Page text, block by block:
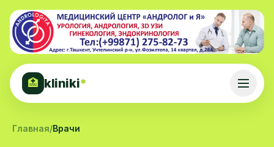
🏥 kliniki*
Главная/Врачи